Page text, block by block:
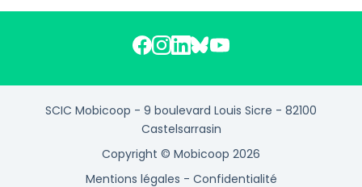
SCIC Mobicoop - 9 boulevard Louis Sicre - 82100
Castelsarrasin
Copyright © Mobicoop 2026
Mentions légales - Confidentialité